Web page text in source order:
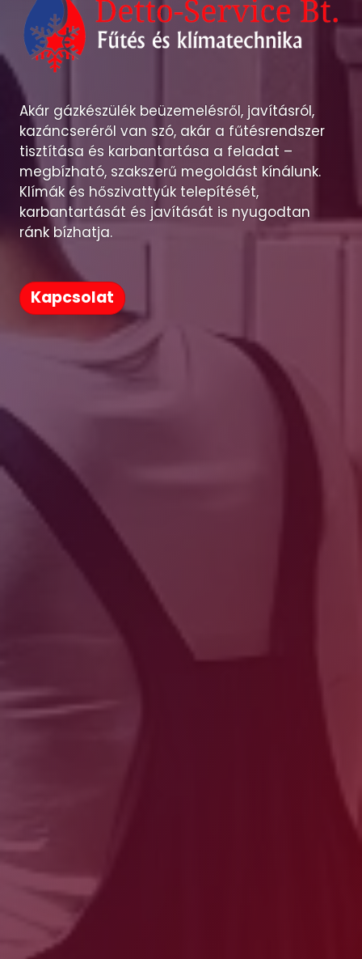
Akár gázkészülék beüzemelésről, javításról,
kazáncseréről van szó, akár a fűtésrendszer
tisztítása és karbantartása a feladat –
megbízható, szakszerű megoldást kínálunk.
Klímák és hőszivattyúk telepítését,
karbantartását és javítását is nyugodtan
ránk bízhatja.
Kapcsolat